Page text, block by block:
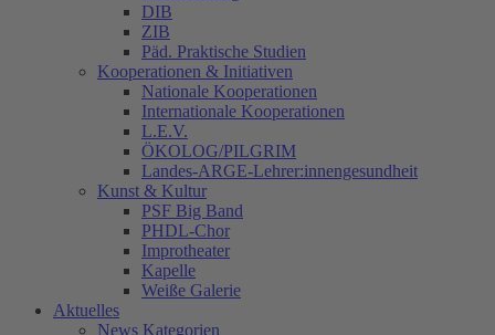
DIB
ZIB
Päd. Praktische Studien
Kooperationen & Initiativen
Nationale Kooperationen
Internationale Kooperationen
L.E.V.
ÖKOLOG/PILGRIM
Landes-ARGE-Lehrer:innengesundheit
Kunst & Kultur
PSF Big Band
PHDL-Chor
Improtheater
Kapelle
Weiße Galerie
Aktuelles
News Kategorien